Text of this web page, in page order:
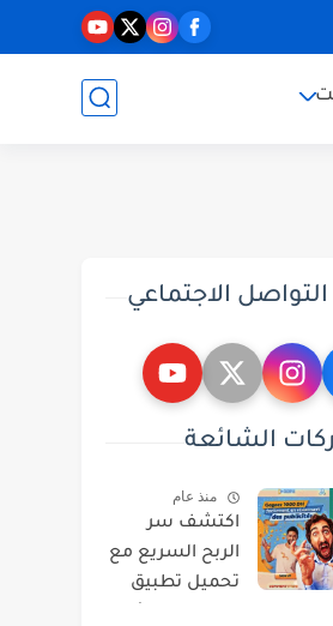
الاجتماعي
الشائعة
منذ عام
اكتشف سر
الربح السريع مع
تحميل تطبيق